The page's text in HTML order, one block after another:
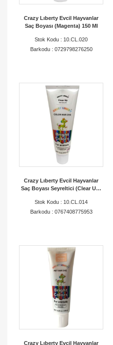
Crazy Lıberty Evcil Hayvanlar
Saç Boyası (Magenta) 150 Ml
Stok Kodu : 10.CL.020
Barkodu : 0729798276250
Crazy Lıberty Evcil Hayvanlar
Saç Boyası Seyreltici (Clear Up)
Stok Kodu : 10.CL.014
Barkodu : 0767408775953
Crazy Lıberty Evcil Hayvanlar